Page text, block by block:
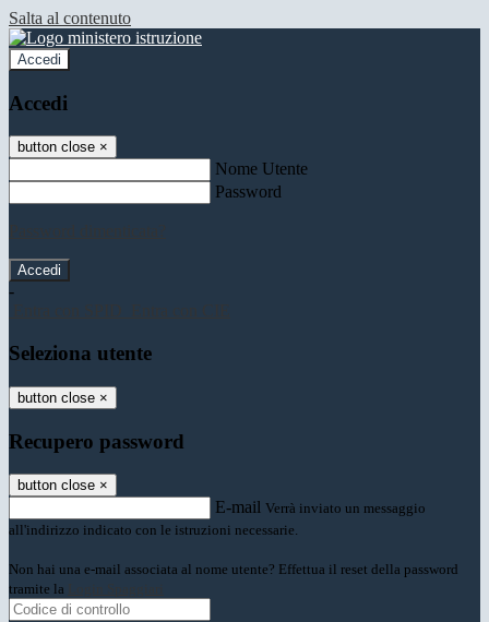
Salta al contenuto
Accedi
Accedi
button close ×
Nome Utente
Password
-
Seleziona utente
button close ×
Recupero password
button close ×
E-mail Verrà inviato un messaggio
all'indirizzo indicato con le istruzioni necessarie.
Non hai una e-mail associata al nome utente? Effettua il reset della password
tramite la